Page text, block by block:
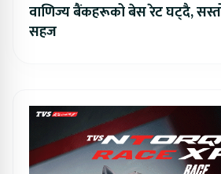
वाणिज्य बैंकहरूको बेस रेट घट्दै,
सहज